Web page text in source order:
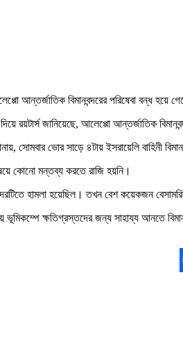
আন্তর্জাতিক বিমানবন্দরের পরিষেবা বন্ধ
রয়টার্স জানিয়েছে, আলেপ্পো আন্তর্জাতিক
সোমবার ভোর সাড়ে ৪টায় ইসরায়েলি বাহিনী
কোনো মন্তব্য করতে রাজি হয়নি।
হামলা হয়েছিল। তখন বেশ কয়েকজন
ভূমিকম্পে ক্ষতিগ্রস্তদের জন্য সাহায্য আনতে